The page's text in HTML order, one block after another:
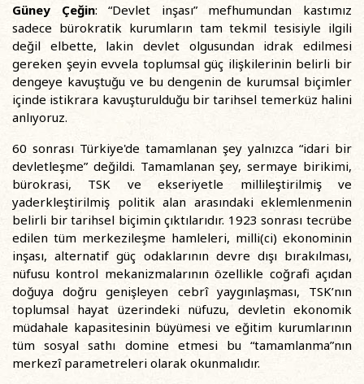
Güney Çeğin: “Devlet inşası” mefhumundan kastımız
sadece bürokratik kurumların tam tekmil tesisiyle ilgili
değil elbette, lakin devlet olgusundan idrak edilmesi
gereken şeyin evvela toplumsal güç ilişkilerinin belirli bir
dengeye kavuştuğu ve bu dengenin de kurumsal biçimler
içinde istikrara kavuşturulduğu bir tarihsel temerküz halini
anlıyoruz.
60 sonrası Türkiye'de tamamlanan şey yalnızca “idari bir
devletleşme” değildi. Tamamlanan şey, sermaye birikimi,
bürokrasi, TSK ve ekseriyetle millileştirilmiş ve
yaderkleştirilmiş politik alan arasındaki eklemlenmenin
belirli bir tarihsel biçimin çıktılarıdır. 1923 sonrası tecrübe
edilen tüm merkezileşme hamleleri, milli(ci) ekonominin
inşası, alternatif güç odaklarının devre dışı bırakılması,
nüfusu kontrol mekanizmalarının özellikle coğrafi açıdan
doğuya doğru genişleyen cebrî yaygınlaşması, TSK’nın
toplumsal hayat üzerindeki nüfuzu, devletin ekonomik
müdahale kapasitesinin büyümesi ve eğitim kurumlarının
tüm sosyal sathı domine etmesi bu “tamamlanma”nın
merkezî parametreleri olarak okunmalıdır.